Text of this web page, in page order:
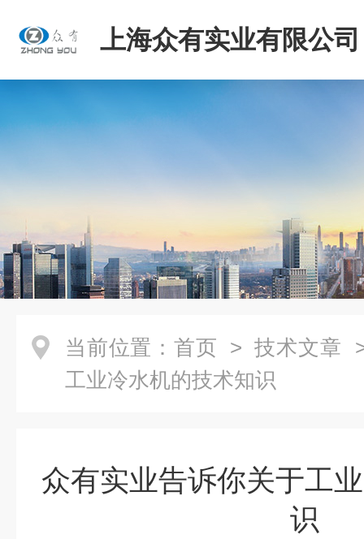
上海众有实业有限公司
当前位置： 首页 > 技术文章
工业冷水机的技术知识
众有实业告诉你关于工
识